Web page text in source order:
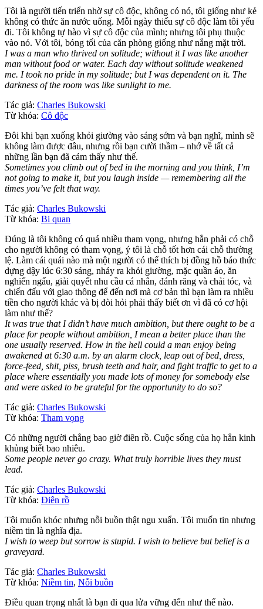
Tôi là người tiến triển nhờ sự cô độc, không có nó, tôi giống như kẻ
không có thức ăn nước uống. Mỗi ngày thiếu sự cô độc làm tôi yếu
đi. Tôi không tự hào vì sự cô độc của mình; nhưng tôi phụ thuộc
vào nó. Với tôi, bóng tối của căn phòng giống như nắng mặt trời.
I was a man who thrived on solitude; without it I was like another
man without food or water. Each day without solitude weakened
me. I took no pride in my solitude; but I was dependent on it. The
darkness of the room was like sunlight to me.
Tác giả: Charles Bukowski
Từ khóa: Cô độc
Đôi khi bạn xuống khỏi giường vào sáng sớm và bạn nghĩ, mình sẽ
không làm được đâu, nhưng rồi bạn cười thầm – nhớ về tất cả
những lần bạn đã cảm thấy như thế.
Sometimes you climb out of bed in the morning and you think, I’m
not going to make it, but you laugh inside — remembering all the
times you’ve felt that way.
Tác giả: Charles Bukowski
Từ khóa: Bi quan
Đúng là tôi không có quá nhiều tham vọng, nhưng hẳn phải có chỗ
cho người không có tham vọng, ý tôi là chỗ tốt hơn cái chỗ thường
lệ. Làm cái quái nào mà một người có thể thích bị đồng hồ báo thức
dựng dậy lúc 6:30 sáng, nhảy ra khỏi giường, mặc quần áo, ăn
nghiến ngấu, giải quyết nhu cầu cá nhân, đánh răng và chải tóc, và
chiến đấu với giao thông để đến nơi mà cơ bản thì bạn làm ra nhiều
tiền cho người khác và bị đòi hỏi phải thấy biết ơn vì đã có cơ hội
làm như thế?
It was true that I didn’t have much ambition, but there ought to be a
place for people without ambition, I mean a better place than the
one usually reserved. How in the hell could a man enjoy being
awakened at 6:30 a.m. by an alarm clock, leap out of bed, dress,
force-feed, shit, piss, brush teeth and hair, and fight traffic to get to a
place where essentially you made lots of money for somebody else
and were asked to be grateful for the opportunity to do so?
Tác giả: Charles Bukowski
Từ khóa: Tham vọng
Có những người chẳng bao giờ điên rồ. Cuộc sống của họ hẳn kinh
khủng biết bao nhiêu.
Some people never go crazy. What truly horrible lives they must
lead.
Tác giả: Charles Bukowski
Từ khóa: Điên rồ
Tôi muốn khóc nhưng nỗi buồn thật ngu xuẩn. Tôi muốn tin nhưng
niềm tin là nghĩa địa.
I wish to weep but sorrow is stupid. I wish to believe but belief is a
graveyard.
Tác giả: Charles Bukowski
Từ khóa: Niềm tin, Nỗi buồn
Điều quan trọng nhất là bạn đi qua lửa vững đến như thế nào.